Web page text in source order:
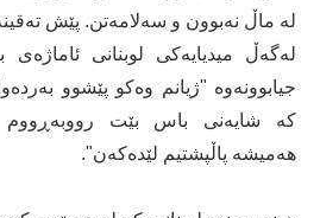
لە ماڵ نەبوون و سەلامەتن. پێش
لەگەڵ میدیایەکی لوبنانی
جیابوونەوە "ژیانم وەکو پێشوو
کە شایەنی باس بێت رووبەڕووم
هەمیشە پاڵپشتیم لێدەکەن".